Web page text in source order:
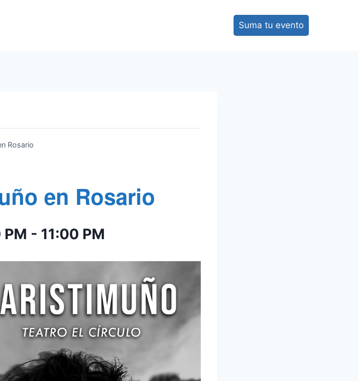
Suma tu evento
Rosario
en Rosario
- 11:00 PM